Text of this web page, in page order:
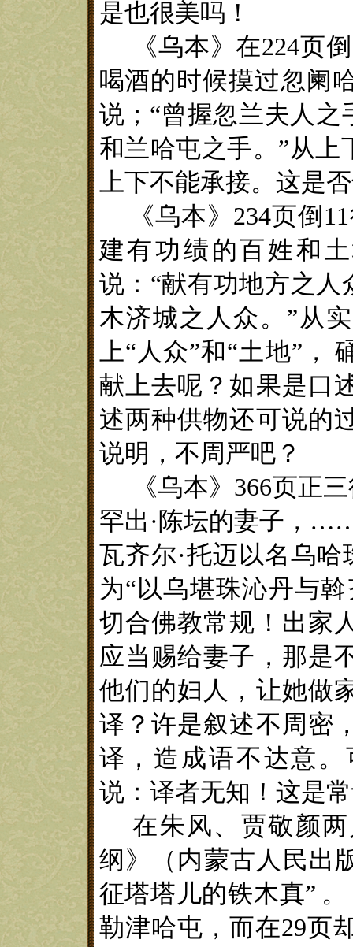
是也很美吗！
《乌本》在224页倒
喝酒的时候摸过忽阑
说； “曾握忽兰夫人之
和兰哈屯之手。 ”从上
上下不能承接。 这是
《乌本》 234页倒 11
建有功绩的百姓和
说：“献有功地方之人
木济城之人众。”从
上“人众”和“土地”，
献上去呢？如果是口
述两种供物还可说的
说明，不周严吧？
《乌本》 366页正
罕出·陈坛的妻子，
瓦齐尔·托迈以名乌
为“以乌堪珠沁丹与
切合佛教常规！出家
应当赐给妻子，那是
他们的妇人，让她做
译？许是叙述不周密
译 ，造成语不达意。
说：译者无知！这是
在朱风、贾敬颜
纲》
（ 内蒙古人民出
征塔塔儿的铁木真” 。
勒津哈屯 ， 而在29页